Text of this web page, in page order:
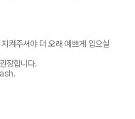
켜주셔야 더 오래 예쁘게 입으실
장합니다.